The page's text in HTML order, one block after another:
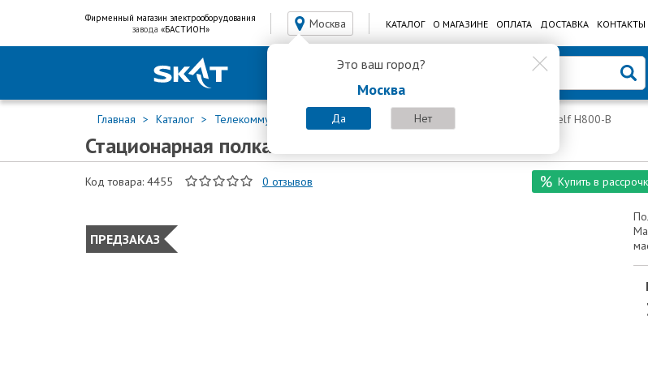
Фирменный магазин электрооборудования
завода «БАСТИОН» Москва
Это ваш город?
Москва
Да Нет
КАТАЛОГ О МАГАЗИНЕ ОПЛАТА ДОСТАВКА КОНТАКТЫ
Главная Каталог Телекоммуникационные шкафы Стационарная полка SKAT TB Shelf H800-B
Стационарная полка SKAT TB Shelf H800-B
Код товара: 4455 0 отзывов Купить в
ПРЕДЗАКАЗ